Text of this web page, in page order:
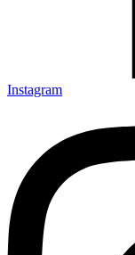
Instagram